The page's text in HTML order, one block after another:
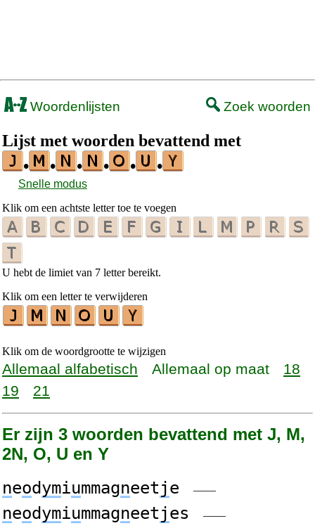
Woordenlijsten Zoek woorden
Lijst met woorden bevattend met
•
• • • • •
Snelle modus
Klik om een achtste letter toe te voegen
U hebt de limiet van 7 letter bereikt.
Klik om een letter te verwijderen
Klik om de woordgrootte te wijzigen
Allemaal alfabetisch Allemaal op maat
18
19
21
Er zijn 3 woorden bevattend met J, M,
2N, O, U en Y
neodymiummagneetje ——
neodymiummagneetjes ——